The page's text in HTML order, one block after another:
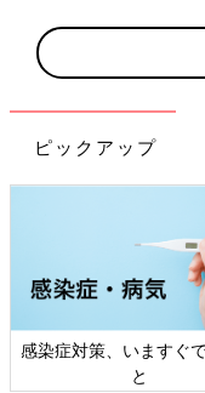
ピックアップ
感染症対策、いますぐ
と